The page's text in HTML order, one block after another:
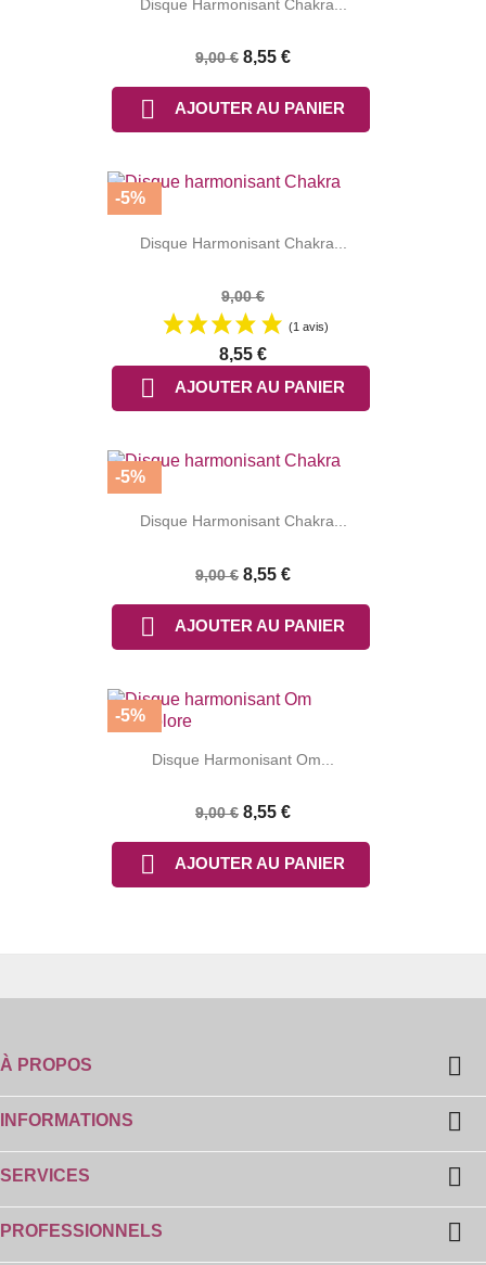
Disque Harmonisant Chakra...
9,00 € 8,55 €
 AJOUTER AU PANIER
Disque Harmonisant Chakra...
9,00 €
(1 avis)
8,55 €
 AJOUTER AU PANIER
-5%
Disque Harmonisant Chakra...
9,00 € 8,55 €
 AJOUTER AU PANIER
-5%
Disque Harmonisant Om...
9,00 € 8,55 €
 AJOUTER AU PANIER
-5%
À PROPOS 
INFORMATIONS 
SERVICES 
PROFESSIONNELS 